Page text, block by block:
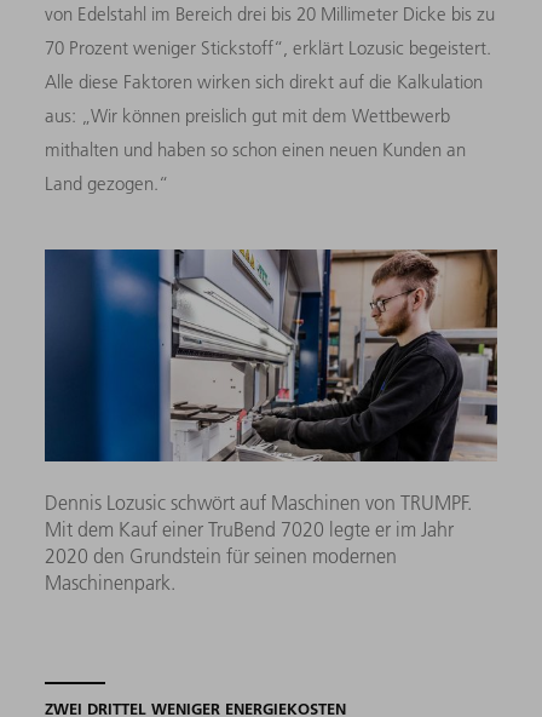
von Edelstahl im Bereich drei bis 20 Millimeter Dicke bis zu
70 Prozent weniger Stickstoff“, erklärt Lozusic begeistert.
Alle diese Faktoren wirken sich direkt auf die Kalkulation
aus: „Wir können preislich gut mit dem Wettbewerb
mithalten und haben so schon einen neuen Kunden an
Land gezogen.“
Dennis Lozusic schwört auf Maschinen von TRUMPF.
Mit dem Kauf einer TruBend 7020 legte er im Jahr
2020 den Grundstein für seinen modernen
Maschinenpark.
ZWEI DRITTEL WENIGER ENERGIEKOSTEN